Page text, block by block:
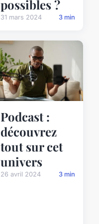
possibles ?
31 mars 2024 3 min
Podcast :
découvrez
tout sur cet
univers
26 avril 2024 3 min